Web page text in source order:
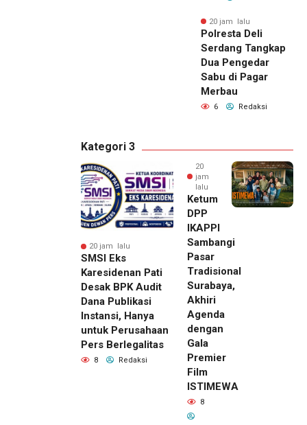
20 jam lalu
Polresta Deli
Serdang Tangkap
Dua Pengedar
Sabu di Pagar
Merbau
6 Redaksi
Kategori 3
20 jam lalu
SMSI Eks
Karesidenan Pati
Desak BPK Audit
Dana Publikasi
Instansi, Hanya
untuk Perusahaan
Pers Berlegalitas
8 Redaksi
20
jam
lalu
Ketum
DPP
IKAPPI
Sambangi
Pasar
Tradisional
Surabaya,
Akhiri
Agenda
dengan
Gala
Premier
Film
ISTIMEWA
8